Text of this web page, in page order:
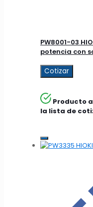
PW8001-03
potencia con
Cotizar
Producto
la lista de